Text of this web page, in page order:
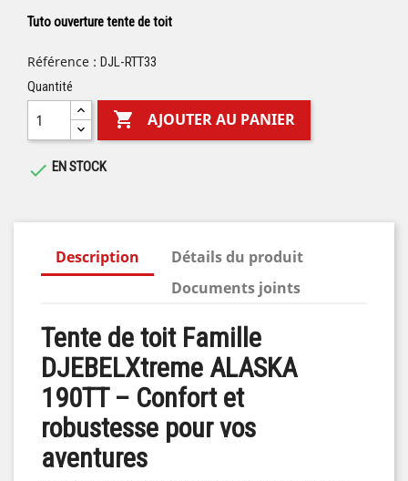
Tuto ouverture tente de toit
Référence : DJL-RTT33
Quantité
 AJOUTER AU PANIER
 EN STOCK
Description
Détails du produit
Documents joints
Tente de toit Famille
DJEBELXtreme ALASKA
190TT – Confort et
robustesse pour vos
aventures